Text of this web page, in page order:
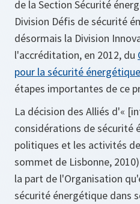
de la Section Sécurité
Division Défis de sécurité
désormais la Division
l'accréditation, en 2012, du
pour la sécurité
étapes importantes de ce
La décision des Alliés d'«
considérations de sécurité
politiques et les activités
sommet de Lisbonne,
la part de l'Organisation
sécurité énergétique dans